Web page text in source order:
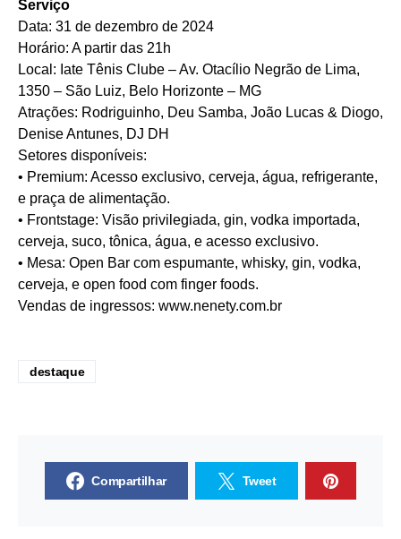
Serviço
Data: 31 de dezembro de 2024
Horário: A partir das 21h
Local: Iate Tênis Clube – Av. Otacílio Negrão de Lima,
1350 – São Luiz, Belo Horizonte – MG
Atrações: Rodriguinho, Deu Samba, João Lucas & Diogo,
Denise Antunes, DJ DH
Setores disponíveis:
• Premium: Acesso exclusivo, cerveja, água, refrigerante,
e praça de alimentação.
• Frontstage: Visão privilegiada, gin, vodka importada,
cerveja, suco, tônica, água, e acesso exclusivo.
• Mesa: Open Bar com espumante, whisky, gin, vodka,
cerveja, e open food com finger foods.
Vendas de ingressos: www.nenety.com.br
destaque
Compartilhar Tweet